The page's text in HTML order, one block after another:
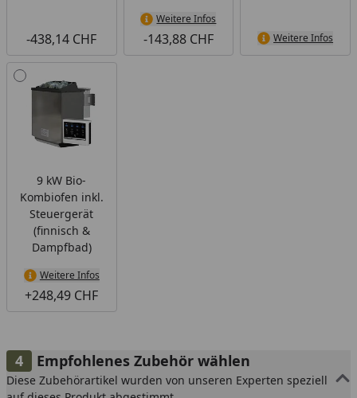
-438,14 CHF
Weitere Infos
-143,88 CHF Weitere Infos
9 kW Bio-
Kombiofen inkl.
Steuergerät
(finnisch &
Dampfbad)
Weitere Infos
+248,49 CHF
Empfohlenes Zubehör wählen
Diese Zubehörartikel wurden von unseren Experten speziell